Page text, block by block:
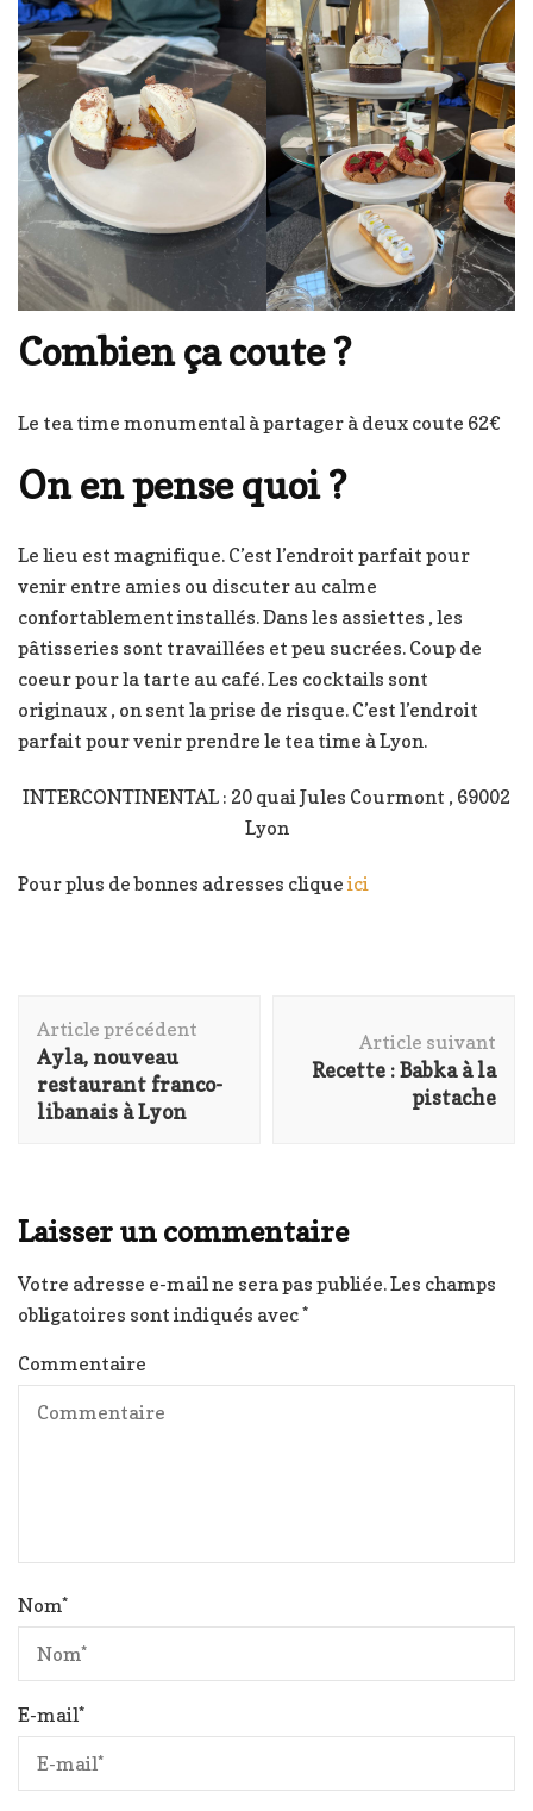
Combien ça coute ?
Le tea time monumental à partager à deux coute 62€
On en pense quoi ?
Le lieu est magnifique. C’est l’endroit parfait pour
venir entre amies ou discuter au calme
confortablement installés. Dans les assiettes , les
pâtisseries sont travaillées et peu sucrées. Coup de
coeur pour la tarte au café. Les cocktails sont
originaux , on sent la prise de risque. C’est l’endroit
parfait pour venir prendre le tea time à Lyon.
INTERCONTINENTAL : 20 quai Jules Courmont , 69002
Lyon
Pour plus de bonnes adresses cliqueici
d'article
Article précédent
Ayla, nouveau
restaurant franco-
libanais à Lyon
Article suivant
Recette : Babka à la
pistache
Laisser un commentaire
Votre adresse e-mail ne sera pas publiée.Les champs
obligatoires sont indiqués avec*
Commentaire
Nom*
E-mail*